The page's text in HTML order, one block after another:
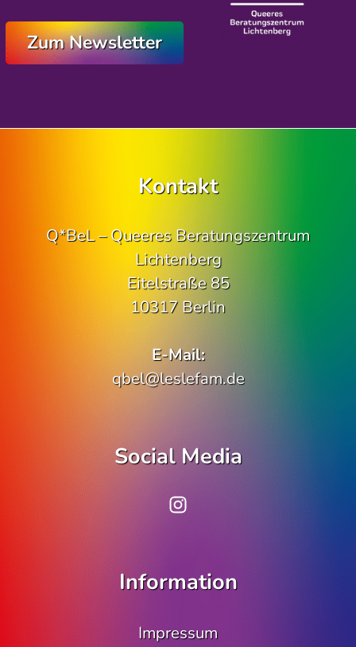
Zum Newsletter
Kontakt
Q*BeL – Queeres Beratungszentrum
Lichtenberg
Eitelstraße 85
10317 Berlin
E-Mail:
qbel@leslefam.de
Social Media
Information
Impressum